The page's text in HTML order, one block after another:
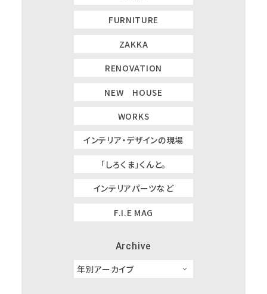
FURNITURE
ZAKKA
RENOVATION
NEW HOUSE
WORKS
インテリア・デザインの現場
「しろくま」くんと。
インテリアパーツなど
F.I.E MAG
Archive